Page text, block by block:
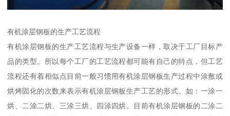
有机涂层钢板的生产工艺流程
有机涂层钢板的生产工艺流程与生产设备一样，取决于工厂目标产
品的类型。所以每个工厂的工艺流程都可能有自己的特点，但工艺
流程还有着相似点目前一般习惯用有机涂层钢板生产过程中涂敷或
烘烤固化的次数来表示有机涂层钢板生产工艺的形式。如：一涂一
烘、二涂二烘、三涂三烘、四涂四烘。目前有机涂层钢板的二涂二